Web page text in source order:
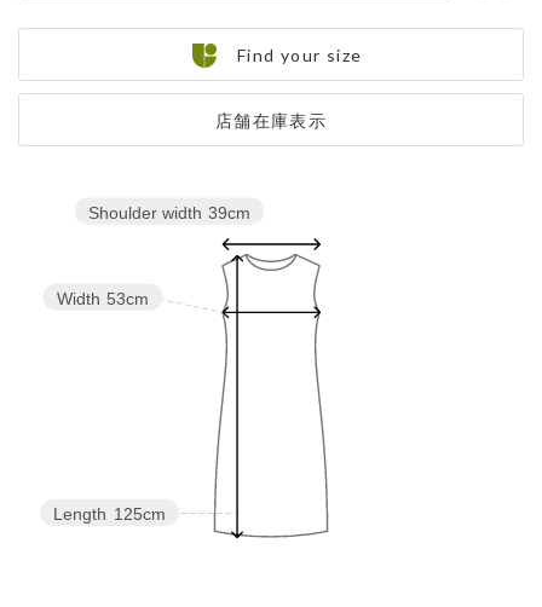
店舗在庫表示
Find your size
Length 125cm
Width 53cm
Shoulder width 39cm